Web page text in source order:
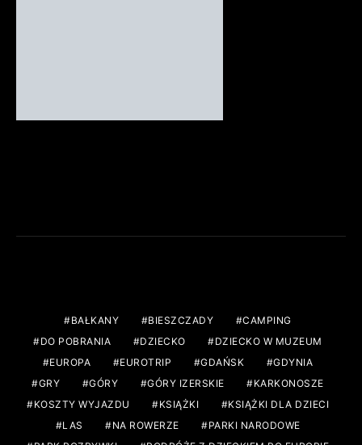
BAŁKANY BIESZCZADY
CAMPING
DO POBRANIA
DZIECKO
DZIECKO W MUZEUM
EUROPA
EUROTRIP GDAŃSK
GDYNIA
GRY
GÓRY GÓRY IZERSKIE
KARKONOSZE
KOSZTY WYJAZDU
KSIĄŻKI
KSIĄŻKI DLA DZIECI
LAS
NA ROWERZE
PARKI NARODOWE